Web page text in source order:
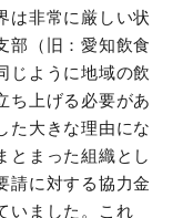
は非常に厳しい状
部（旧：愛知飲食
じように地域の飲
ち上げる必要があ
た大きな理由にな
とまった組織とし
請に対する協力金
いました。これ